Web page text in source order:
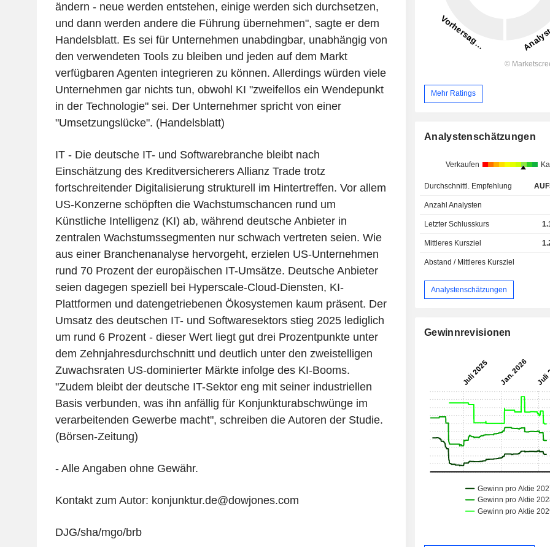
ändern - neue werden entstehen, einige werden sich durchsetzen,
und dann werden andere die Führung übernehmen", sagte er dem
Handelsblatt. Es sei für Unternehmen unabdingbar, unabhängig von
den verwendeten Tools zu bleiben und jeden auf dem Markt
verfügbaren Agenten integrieren zu können. Allerdings würden viele
Unternehmen gar nichts tun, obwohl KI "zweifellos ein Wendepunkt
in der Technologie" sei. Der Unternehmer spricht von einer
"Umsetzungslücke". (Handelsblatt)
IT - Die deutsche IT- und Softwarebranche bleibt nach
Einschätzung des Kreditversicherers Allianz Trade trotz
fortschreitender Digitalisierung strukturell im Hintertreffen. Vor allem
US-Konzerne schöpften die Wachstumschancen rund um
Künstliche Intelligenz (KI) ab, während deutsche Anbieter in
zentralen Wachstumssegmenten nur schwach vertreten seien. Wie
aus einer Branchenanalyse hervorgeht, erzielen US-Unternehmen
rund 70 Prozent der europäischen IT-Umsätze. Deutsche Anbieter
seien dagegen speziell bei Hyperscale-Cloud-Diensten, KI-
Plattformen und datengetriebenen Ökosystemen kaum präsent. Der
Umsatz des deutschen IT- und Softwaresektors stieg 2025 lediglich
um rund 6 Prozent - dieser Wert liegt gut drei Prozentpunkte unter
dem Zehnjahresdurchschnitt und deutlich unter den zweistelligen
Zuwachsraten US-dominierter Märkte infolge des KI-Booms.
"Zudem bleibt der deutsche IT-Sektor eng mit seiner industriellen
Basis verbunden, was ihn anfällig für Konjunkturabschwünge im
verarbeitenden Gewerbe macht", schreiben die Autoren der Studie.
(Börsen-Zeitung)
- Alle Angaben ohne Gewähr.
Kontakt zum Autor: konjunktur.de@dowjones.com
DJG/sha/mgo/brb
Mehr Ratings
Analystenschätzungen
Verkaufen
Durchschnittl. Empfehlung
Anzahl Analysten
Letzter Schlusskurs
Mittleres Kursziel
Abstand / Mittleres Kursziel
Analystenschätzungen
Gewinnrevisionen